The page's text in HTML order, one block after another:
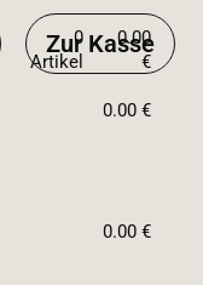
0
Artikel
0.00
€
0.00 €
0.00 €
Zur Kasse